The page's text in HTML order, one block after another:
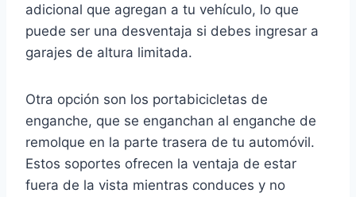
adicional que agregan a tu vehículo, lo que
puede ser una desventaja si debes ingresar a
garajes de altura limitada.
Otra opción son los portabicicletas de
enganche, que se enganchan al enganche de
remolque en la parte trasera de tu automóvil.
Estos soportes ofrecen la ventaja de estar
fuera de la vista mientras conduces y no